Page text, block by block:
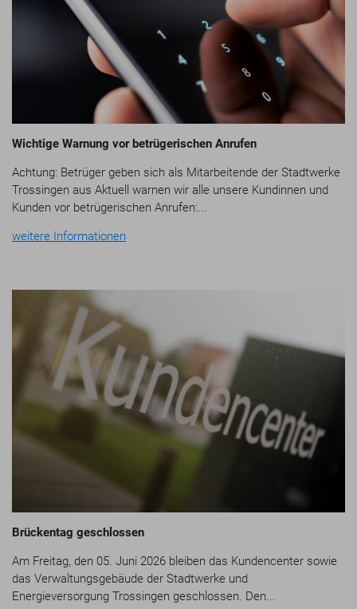
Wichtige Warnung vor betrügerischen Anrufen
Achtung: Betrüger geben sich als Mitarbeitende der Stadtwerke
Trossingen aus Aktuell warnen wir alle unsere Kundinnen und
Kunden vor betrügerischen Anrufen:...
weitere Informationen
Brückentag geschlossen
Am Freitag, den 05. Juni 2026 bleiben das Kundencenter sowie
das Verwaltungsgebäude der Stadtwerke und
Energieversorgung Trossingen geschlossen. Den...